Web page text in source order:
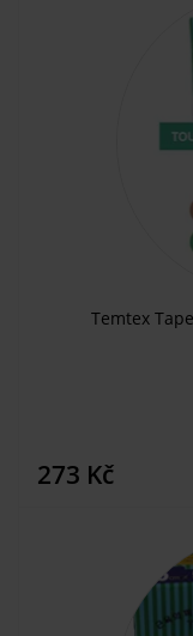
Temtex
273 Kč